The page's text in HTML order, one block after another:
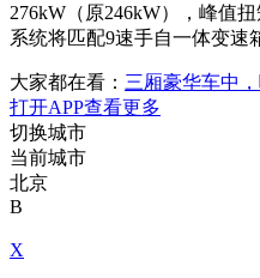
276kW（原246kW），峰值
系统将匹配9速手自一体变速
大家都在看： 三厢豪华车中
打开APP查看更多
切换城市
当前城市
北京
B
X